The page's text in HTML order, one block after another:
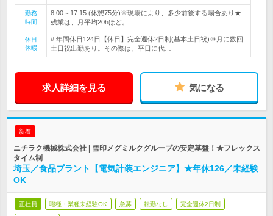
勤務
時間
8:00～17:15 (休憩75分)※現場により、多少前後する場合あり★
残業は、月平均20hほど。 …
休日
休暇
# 年間休日124日【休日】完全週休2日制(基本土日祝)※月に数回
土日祝出勤あり。その際は、平日に代…
求人詳細を見る 気になる
新着
ニチラク機械株式会社 | 雪印メグミルクグループの安定基盤！★フレックス
タイム制
埼玉／食品プラント【電気計装エンジニア】★年休126／未経験
OK
正社員 職種・業種未経験OK 急募 転勤なし 完全週休2日制